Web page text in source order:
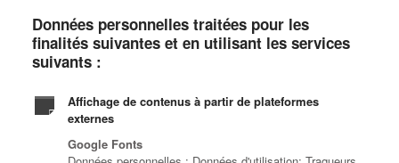
Données personnelles traitées pour les
finalités suivantes et en utilisant les services
suivants :
Affichage de contenus à partir de plateformes
externes
Google Fonts